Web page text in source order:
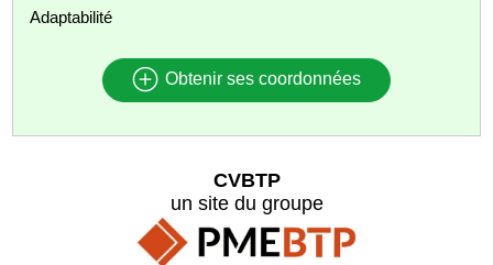
Adaptabilité
Obtenir ses coordonnées
CVBTP
un site du groupe